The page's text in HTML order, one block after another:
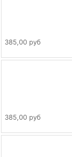
385,00 руб
385,00 руб